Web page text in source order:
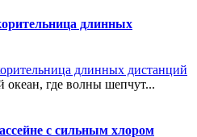
длинных
океан, где волны шепчут...
с сильным хлором